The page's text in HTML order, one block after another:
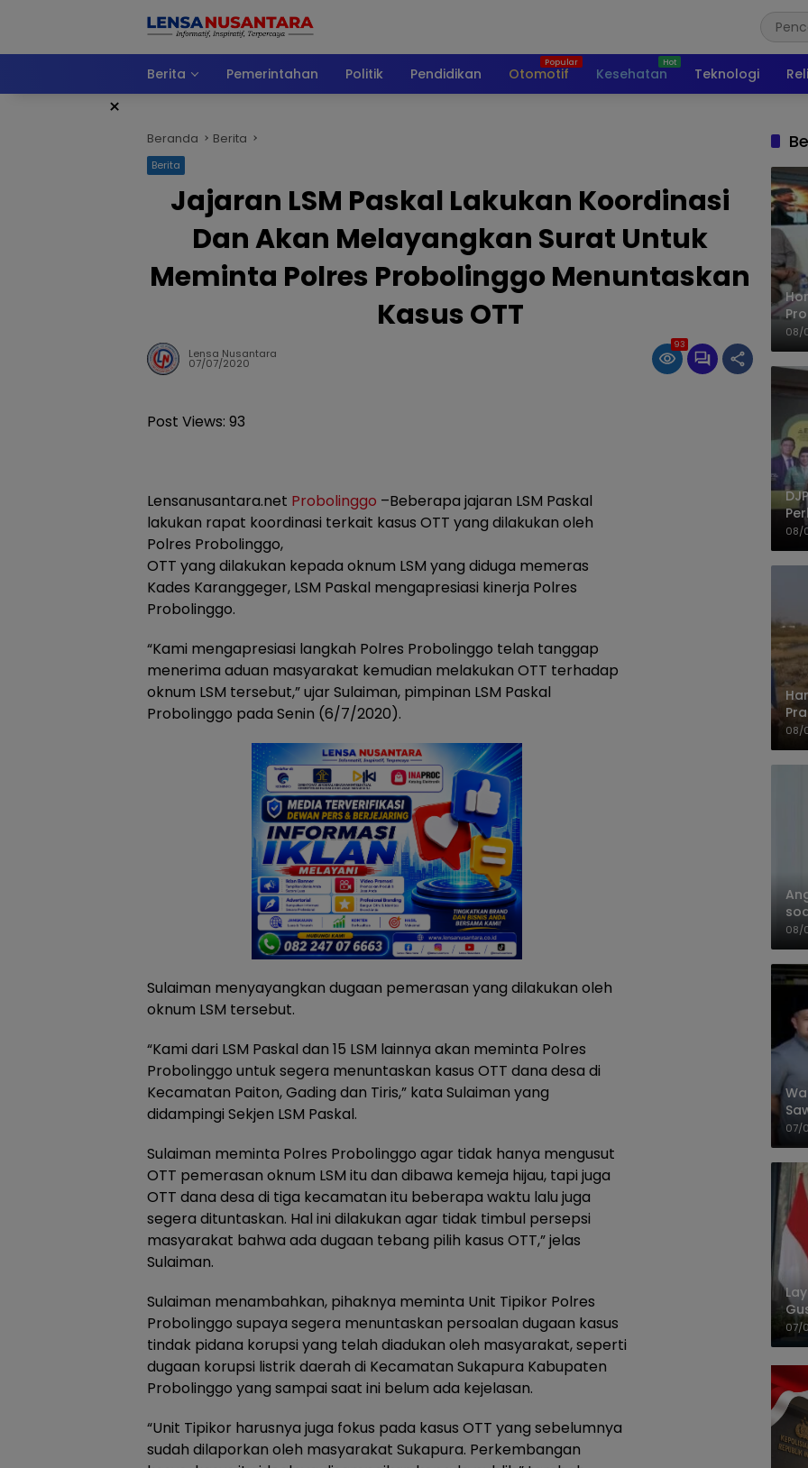
Berita
Pemerintahan Politik Pendidikan Otomotif Kesehatan Teknologi
×
Beranda Berita
Berita
Jajaran LSM Paskal Lakukan Koordinasi
Dan Akan Melayangkan Surat Untuk
Meminta Polres Probolinggo Menuntaskan
Kasus OTT
Lensa Nusantara
07/07/2020
93
Post Views: 93
Lensanusantara.net Probolinggo –Beberapa jajaran LSM Paskal
lakukan rapat koordinasi terkait kasus OTT yang dilakukan oleh
Polres Probolinggo,
OTT yang dilakukan kepada oknum LSM yang diduga memeras
Kades Karanggeger, LSM Paskal mengapresiasi kinerja Polres
Probolinggo.
“Kami mengapresiasi langkah Polres Probolinggo telah tanggap
menerima aduan masyarakat kemudian melakukan OTT terhadap
oknum LSM tersebut,” ujar Sulaiman, pimpinan LSM Paskal
Probolinggo pada Senin (6/7/2020).
Sulaiman menyayangkan dugaan pemerasan yang dilakukan oleh
oknum LSM tersebut.
“Kami dari LSM Paskal dan 15 LSM lainnya akan meminta Polres
Probolinggo untuk segera menuntaskan kasus OTT dana desa di
Kecamatan Paiton, Gading dan Tiris,” kata Sulaiman yang
didampingi Sekjen LSM Paskal.
Sulaiman meminta Polres Probolinggo agar tidak hanya mengusut
OTT pemerasan oknum LSM itu dan dibawa kemeja hijau, tapi juga
OTT dana desa di tiga kecamatan itu beberapa waktu lalu juga
segera dituntaskan. Hal ini dilakukan agar tidak timbul persepsi
masyarakat bahwa ada dugaan tebang pilih kasus OTT,” jelas
Sulaiman.
Sulaiman menambahkan, pihaknya meminta Unit Tipikor Polres
Probolinggo supaya segera menuntaskan persoalan dugaan kasus
tindak pidana korupsi yang telah diadukan oleh masyarakat, seperti
dugaan korupsi listrik daerah di Kecamatan Sukapura Kabupaten
Probolinggo yang sampai saat ini belum ada kejelasan.
“Unit Tipikor harusnya juga fokus pada kasus OTT yang sebelumnya
sudah dilaporkan oleh masyarakat Sukapura. Perkembangan
08/
08/
08/
08/
07/
07/